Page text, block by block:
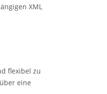
XML
flexibel zu
eine